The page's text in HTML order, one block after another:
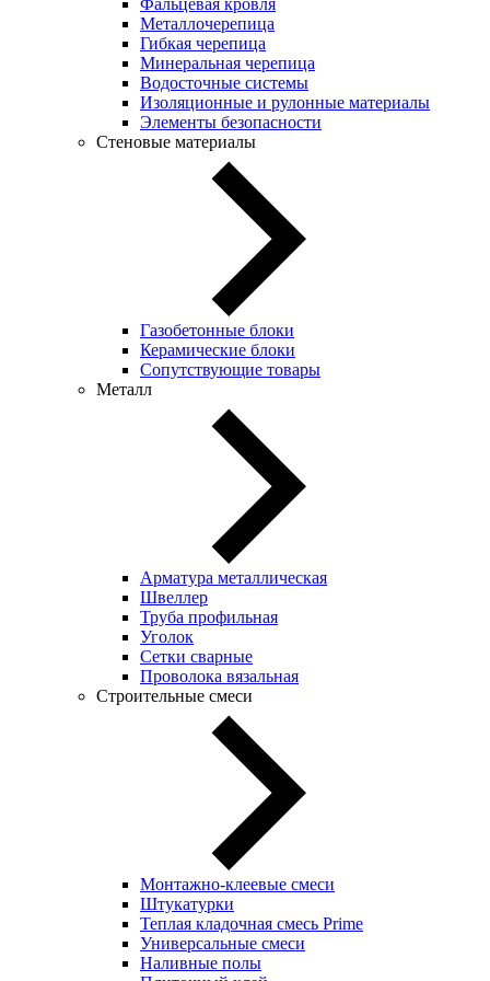
Металлочерепица
Гибкая черепица
Минеральная черепица
Водосточные системы
Изоляционные и рулонные материалы
Элементы безопасности
Стеновые материалы
Газобетонные блоки
Керамические блоки
Сопутствующие товары
Металл
Арматура металлическая
Швеллер
Труба профильная
Уголок
Сетки сварные
Проволока вязальная
Строительные смеси
Монтажно-клеевые смеси
Штукатурки
Теплая кладочная смесь Prime
Универсальные смеси
Наливные полы